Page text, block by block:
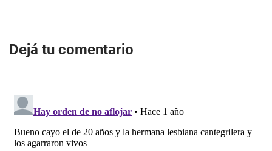
Dejá tu comentario